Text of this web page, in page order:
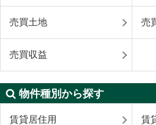
売買土地 売
売買収益
物件種別から探す
賃貸居住用 賃